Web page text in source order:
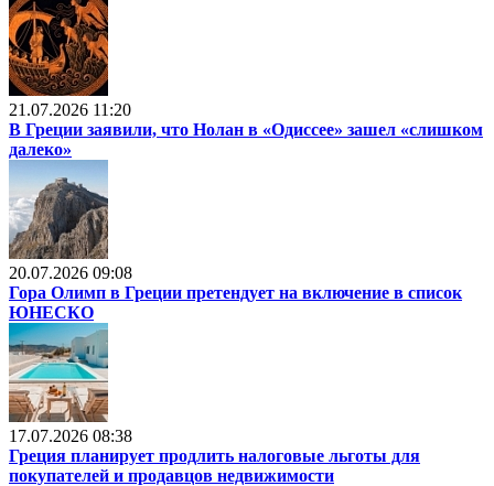
21.07.2026 11:20
В Греции заявили, что Нолан в «Одиссее» зашел «слишком
далеко»
20.07.2026 09:08
Гора Олимп в Греции претендует на включение в список
ЮНЕСКО
17.07.2026 08:38
Греция планирует продлить налоговые льготы для
покупателей и продавцов недвижимости